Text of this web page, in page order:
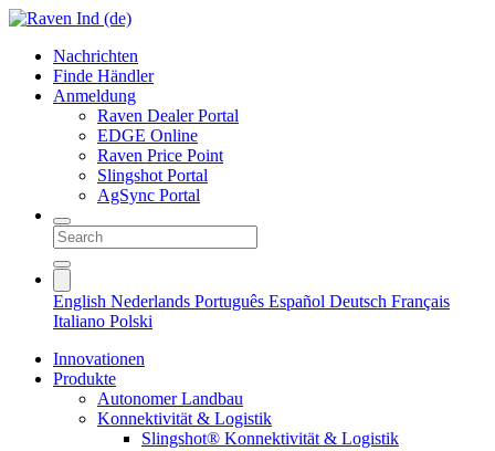
Nachrichten
Finde Händler
Anmeldung
Raven Dealer Portal
EDGE Online
Raven Price Point
Slingshot Portal
AgSync Portal
English Nederlands Português Español Deutsch Français
Italiano Polski
Innovationen
Produkte
Autonomer Landbau
Konnektivität & Logistik
Slingshot® Konnektivität & Logistik